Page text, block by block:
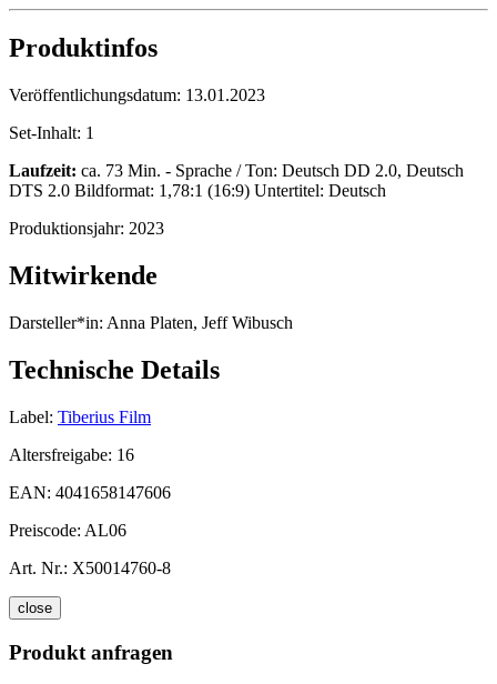
Produktinfos
Veröffentlichungsdatum: 13.01.2023
Set-Inhalt: 1
Laufzeit: ca. 73 Min. - Sprache / Ton: Deutsch DD 2.0, Deutsch
DTS 2.0 Bildformat: 1,78:1 (16:9) Untertitel: Deutsch
Produktionsjahr: 2023
Mitwirkende
Darsteller*in: Anna Platen, Jeff Wibusch
Technische Details
Label: Tiberius Film
Altersfreigabe: 16
EAN: 4041658147606
Preiscode: AL06
Art. Nr.: X50014760-8
close
Produkt anfragen